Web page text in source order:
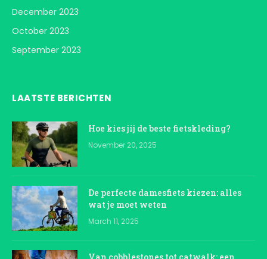
December 2023
October 2023
September 2023
LAATSTE BERICHTEN
Hoe kies jij de beste fietskleding?
November 20, 2025
De perfecte damesfiets kiezen: alles
wat je moet weten
March 11, 2025